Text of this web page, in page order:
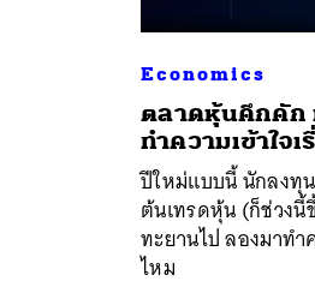
Economics
ตลาดหุ้นคึกคัก
ทำความเข้าใจ
ปีใหม่แบบนี้ นักลงทุ
ต้นเทรดหุ้น (ก็ช่วงนี้
ทะยานไป ลองมาท
ไหม